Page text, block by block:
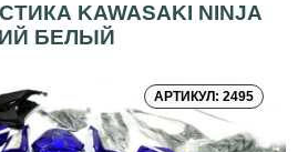
KAWASAKI NINJA
БЕЛЫЙ
АРТИКУЛ: 2495